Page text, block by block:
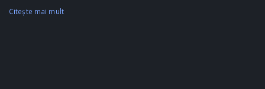
Citeşte mai mult